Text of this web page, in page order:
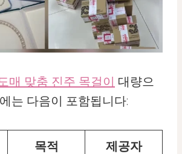
매 맞춤 진주 목걸이 대량으
는 다음이 포함됩니다:
목적 제공자